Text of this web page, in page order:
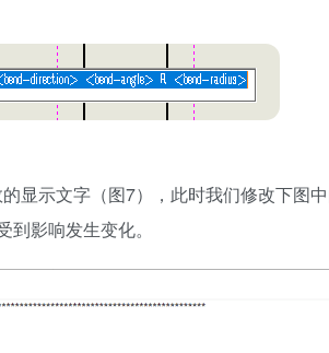
显示文字（图7），此时我们修改下图
影响发生变化。